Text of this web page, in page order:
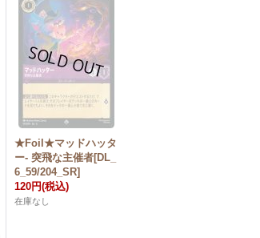
★Foil★マッドハッタ
ー- 突飛な主催者[DL_
6_59/204_SR]
120円(税込)
在庫なし